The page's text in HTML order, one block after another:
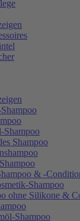
Shampoo
Shampoo
& -
Shampoo
ohne Silikone &
Shampoo